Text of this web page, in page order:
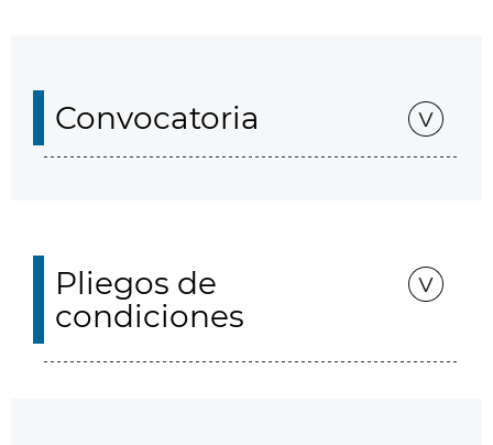
Convocatoria
Pliegos de
condiciones